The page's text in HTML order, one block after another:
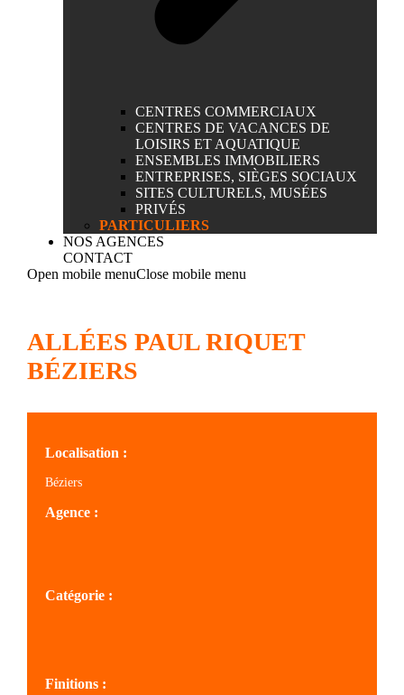
CENTRES COMMERCIAUX
CENTRES DE VACANCES DE
LOISIRS ET AQUATIQUE
ENSEMBLES IMMOBILIERS
ENTREPRISES, SIÈGES SOCIAUX
SITES CULTURELS, MUSÉES
PRIVÉS
PARTICULIERS
NOS AGENCES
CONTACT
Open mobile menuClose mobile menu
ALLÉES PAUL RIQUET
BÉZIERS
Localisation :
Béziers
Agence :
Catégorie :
Finitions :